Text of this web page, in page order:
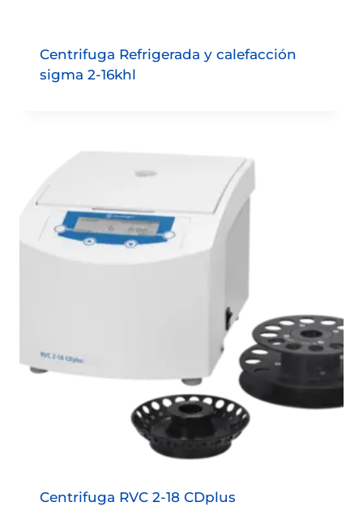
Centrifuga Refrigerada y calefacción
sigma 2-16khl
Centrifuga RVC 2-18 CDplus